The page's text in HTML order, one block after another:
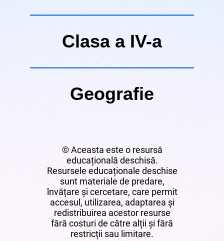
Clasa a IV-a
Geografie
© Aceasta este o resursă
educațională deschisă.
Resursele educaționale deschise
sunt materiale de predare,
învățare și cercetare, care permit
accesul, utilizarea, adaptarea și
redistribuirea acestor resurse
fără costuri de către alții și fără
restricții sau limitare.